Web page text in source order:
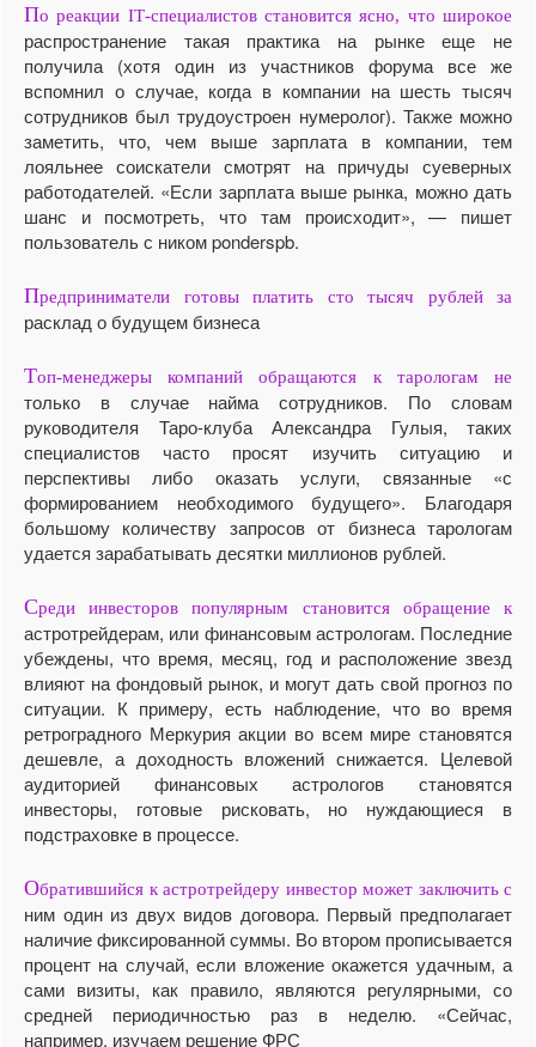
По реакции IT-специалистов становится ясно, что широкое
распространение такая практика на рынке еще не
получила (хотя один из участников форума все же
вспомнил о случае, когда в компании на шесть тысяч
сотрудников был трудоустроен нумеролог). Также можно
заметить, что, чем выше зарплата в компании, тем
лояльнее соискатели смотрят на причуды суеверных
работодателей. «Если зарплата выше рынка, можно дать
шанс и посмотреть, что там происходит», — пишет
пользователь с ником ponderspb.
Предприниматели готовы платить сто тысяч рублей за
расклад о будущем бизнеса
Топ-менеджеры компаний обращаются к тарологам не
только в случае найма сотрудников. По словам
руководителя Таро-клуба Александра Гулыя, таких
специалистов часто просят изучить ситуацию и
перспективы либо оказать услуги, связанные «с
формированием необходимого будущего». Благодаря
большому количеству запросов от бизнеса тарологам
удается зарабатывать десятки миллионов рублей.
Среди инвесторов популярным становится обращение к
астротрейдерам, или финансовым астрологам. Последние
убеждены, что время, месяц, год и расположение звезд
влияют на фондовый рынок, и могут дать свой прогноз по
ситуации. К примеру, есть наблюдение, что во время
ретроградного Меркурия акции во всем мире становятся
дешевле, а доходность вложений снижается. Целевой
аудиторией финансовых астрологов становятся
инвесторы, готовые рисковать, но нуждающиеся в
подстраховке в процессе.
Обратившийся к астротрейдеру инвестор может заключить с
ним один из двух видов договора. Первый предполагает
наличие фиксированной суммы. Во втором прописывается
процент на случай, если вложение окажется удачным, а
сами визиты, как правило, являются регулярными, со
средней периодичностью раз в неделю. «Сейчас,
например, изучаем решение ФРС